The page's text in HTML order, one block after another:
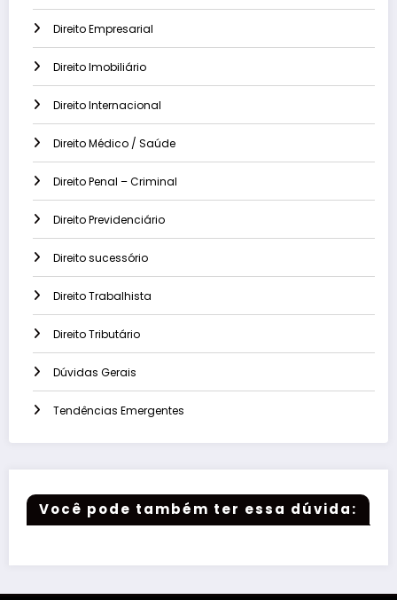
Direito Empresarial
Direito Imobiliário
Direito Internacional
Direito Médico / Saúde
Direito Penal – Criminal
Direito Previdenciário
Direito sucessório
Direito Trabalhista
Direito Tributário
Dúvidas Gerais
Tendências Emergentes
Você pode também ter essa dúvida: